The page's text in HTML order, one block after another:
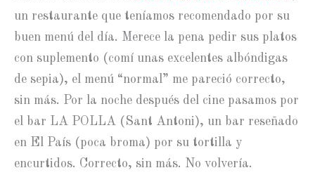
un restaurante que teníamos recomendado por su
buen menú del día. Merece la pena pedir sus platos
con suplemento (comí unas excelentes albóndigas
de sepia), el menú “normal” me pareció correcto,
sin más. Por la noche después del cine pasamos por
el bar LA POLLA (Sant Antoni), un bar reseñado
en El País (poca broma) por su tortilla y
encurtidos. Correcto, sin más. No volvería.